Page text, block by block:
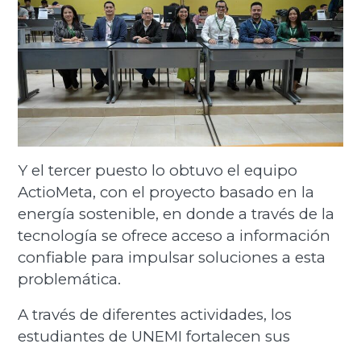
Y el tercer puesto lo obtuvo el equipo
ActioMeta, con el proyecto basado en la
energía sostenible, en donde a través de la
tecnología se ofrece acceso a información
confiable para impulsar soluciones a esta
problemática.
A través de diferentes actividades, los
estudiantes de UNEMI fortalecen sus